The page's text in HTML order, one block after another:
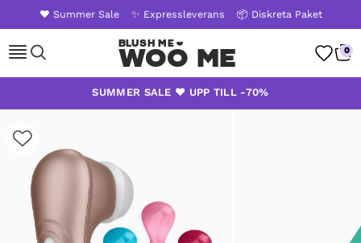
❤️ Summer Sale ✨ Expressleverans 📦 Diskreta Paket
Woo Me 0
SUMMER SALE ❤️ UPP TILL -70%